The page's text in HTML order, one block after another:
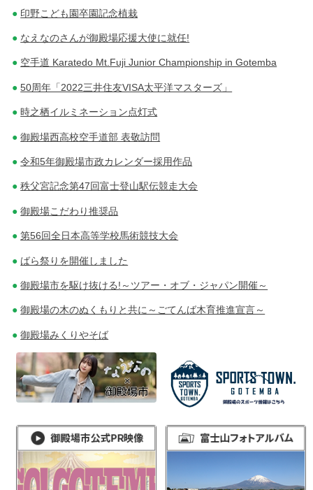
印野こども園卒園記念植栽
なえなのさんが御殿場応援大使に就任!
空手道 Karatedo Mt.Fuji Junior Championship in Gotemba
50周年「2022三井住友VISA太平洋マスターズ」
時之栖イルミネーション点灯式
御殿場西高校空手道部 表敬訪問
令和5年御殿場市政カレンダー採用作品
秩父宮記念第47回富士登山駅伝競走大会
御殿場こだわり推奨品
第56回全日本高等学校馬術競技大会
ばら祭りを開催しました
御殿場市を駆け抜ける!～ツアー・オブ・ジャパン開催～
御殿場の木のぬくもりと共に～ごてんば木育推進宣言～
御殿場みくりやそば